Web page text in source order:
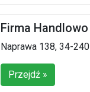
Firma Handlowo
Naprawa 138, 34-
Przejdź »